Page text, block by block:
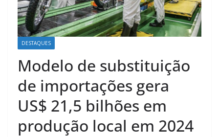
DESTAQUES
Modelo de substituição
de importações gera
US$ 21,5 bilhões em
produção local em 2024